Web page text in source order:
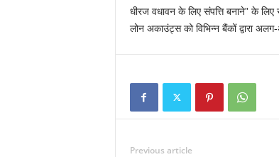
धीरज वधावन के लिए संपत्ति बनाने” के
लोन अकाउंट्स को विभिन्न बैंकों द्वारा
Previous article